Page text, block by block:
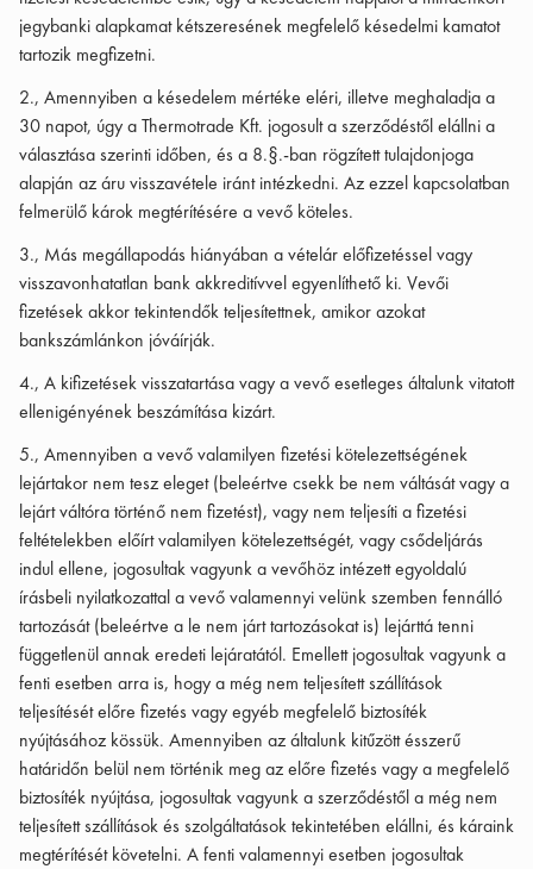
jegybanki alapkamat kétszeresének megfelelő késedelmi kamatot
tartozik megfizetni.
2., Amennyiben a késedelem mértéke eléri, illetve meghaladja a
30 napot, úgy a Thermotrade Kft. jogosult a szerződéstől elállni a
választása szerinti időben, és a 8.§.-ban rögzített tulajdonjoga
alapján az áru visszavétele iránt intézkedni. Az ezzel kapcsolatban
felmerülő károk megtérítésére a vevő köteles.
3., Más megállapodás hiányában a vételár előfizetéssel vagy
visszavonhatatlan bank akkreditívvel egyenlíthető ki. Vevői
fizetések akkor tekintendők teljesítettnek, amikor azokat
bankszámlánkon jóváírják.
4., A kifizetések visszatartása vagy a vevő esetleges általunk vitatott
ellenigényének beszámítása kizárt.
5., Amennyiben a vevő valamilyen fizetési kötelezettségének
lejártakor nem tesz eleget (beleértve csekk be nem váltását vagy a
lejárt váltóra történő nem fizetést), vagy nem teljesíti a fizetési
feltételekben előírt valamilyen kötelezettségét, vagy csődeljárás
indul ellene, jogosultak vagyunk a vevőhöz intézett egyoldalú
írásbeli nyilatkozattal a vevő valamennyi velünk szemben fennálló
tartozását (beleértve a le nem járt tartozásokat is) lejárttá tenni
függetlenül annak eredeti lejáratától. Emellett jogosultak vagyunk a
fenti esetben arra is, hogy a még nem teljesített szállítások
teljesítését előre fizetés vagy egyéb megfelelő biztosíték
nyújtásához kössük. Amennyiben az általunk kitűzött ésszerű
határidőn belül nem történik meg az előre fizetés vagy a megfelelő
biztosíték nyújtása, jogosultak vagyunk a szerződéstől a még nem
teljesített szállítások és szolgáltatások tekintetében elállni, és káraink
megtérítését követelni. A fenti valamennyi esetben jogosultak